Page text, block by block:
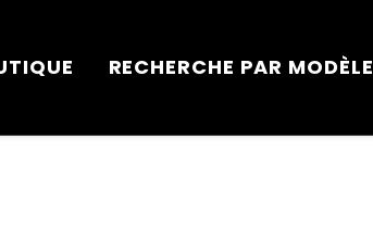
RECHERCHE PAR MODÈLE